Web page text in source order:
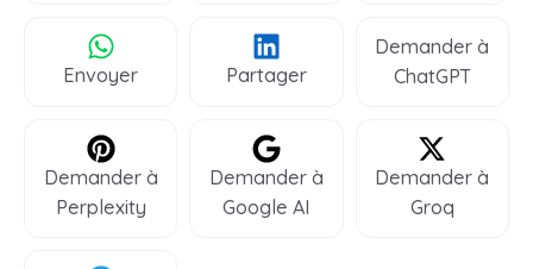
Envoyer Partager
Demander à
ChatGPT
Demander à
Perplexity
Demander à
Google AI
Demander à
Groq